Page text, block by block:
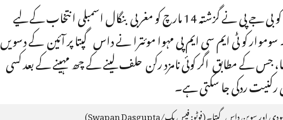
راجیہ سبھا کے نامزد ممبرسوپن داس گپتا کو بی جے پی نے گزشتہ 14 مارچ کو مغربی بنگال اسمبلی انتخاب کے لیے
سوموار کو ٹی ایم سی ایم پی مہوا موئترا نے داس گپتا پر آئین کے دسویں
جس کے مطابق اگر کوئی نامزد رکن حلف لینے کے چھ مہینے کے بعد کسی
رکنیت ردکی جا سکتی ہے۔